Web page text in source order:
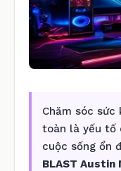
Chăm sóc sức
toàn là yếu tố
cuộc sống ổn
BLAST Austin